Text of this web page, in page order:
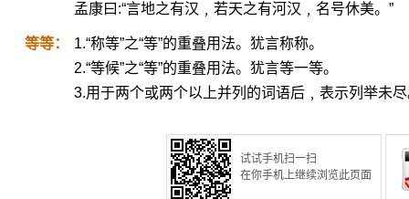
孟康曰:“言地之有汉﹐若天之有河汉﹐名号休美。”
等等：
1.“称等”之“等”的重叠用法。犹言称称。
2.“等候”之“等”的重叠用法。犹言等一等。
3.用于两个或两个以上并列的词语后﹐表示列举未
试试手机扫一扫
在你手机上继续浏览此页面